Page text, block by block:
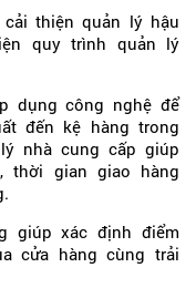
thiện quản lý hậu
quy trình quản lý
dụng công nghệ để
đến kệ hàng trong
nhà cung cấp giúp
thời gian giao hàng
giúp xác định điểm
cửa hàng cùng trải